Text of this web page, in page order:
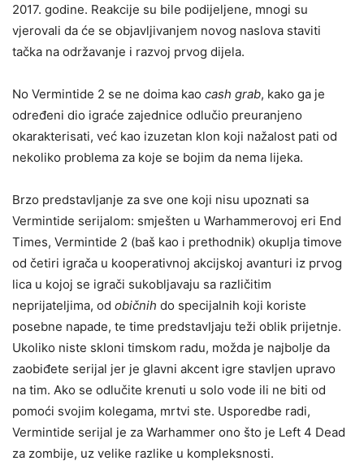
2017. godine. Reakcije su bile podijeljene, mnogi su
vjerovali da će se objavljivanjem novog naslova staviti
tačka na održavanje i razvoj prvog dijela.
No Vermintide 2 se ne doima kao cash grab, kako ga je
određeni dio igraće zajednice odlučio preuranjeno
okarakterisati, već kao izuzetan klon koji nažalost pati od
nekoliko problema za koje se bojim da nema lijeka.
Brzo predstavljanje za sve one koji nisu upoznati sa
Vermintide serijalom: smješten u Warhammerovoj eri End
Times, Vermintide 2 (baš kao i prethodnik) okuplja timove
od četiri igrača u kooperativnoj akcijskoj avanturi iz prvog
lica u kojoj se igrači sukobljavaju sa različitim
neprijateljima, od običnih do specijalnih koji koriste
posebne napade, te time predstavljaju teži oblik prijetnje.
Ukoliko niste skloni timskom radu, možda je najbolje da
zaobiđete serijal jer je glavni akcent igre stavljen upravo
na tim. Ako se odlučite krenuti u solo vode ili ne biti od
pomoći svojim kolegama, mrtvi ste. Usporedbe radi,
Vermintide serijal je za Warhammer ono što je Left 4 Dead
za zombije, uz velike razlike u kompleksnosti.